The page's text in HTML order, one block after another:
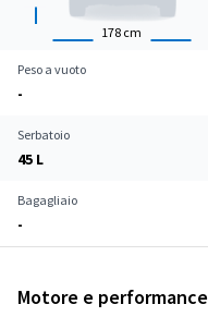
178 cm
Peso a vuoto
-
Serbatoio
45 L
Bagagliaio
-
Motore e performance